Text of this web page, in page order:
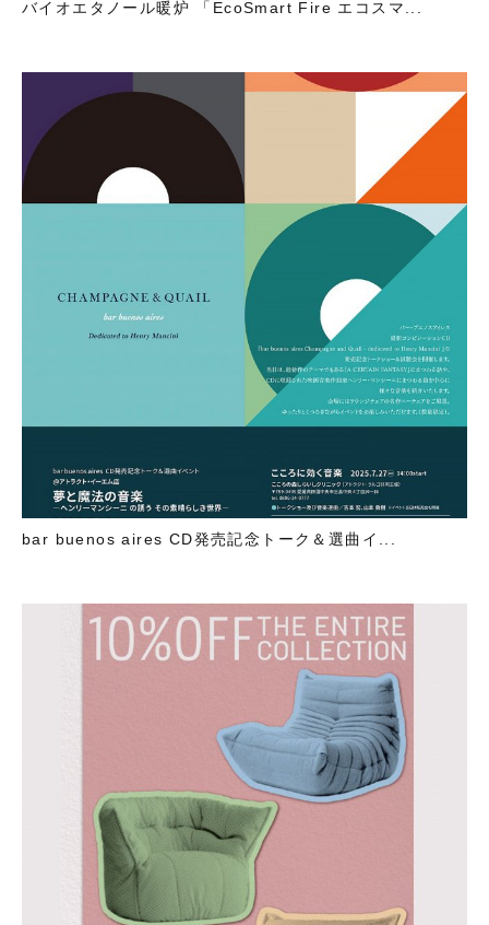
バイオエタノール暖炉 「EcoSmart Fire エコスマ...
bar buenos aires CD発売記念トーク＆選曲イ...